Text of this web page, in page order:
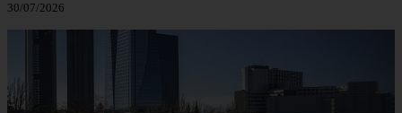
30/07/2026